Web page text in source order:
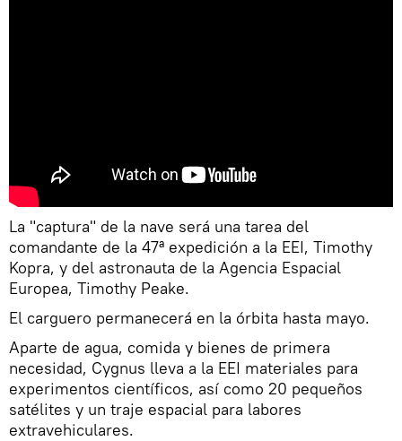
La "captura" de la nave será una tarea del
comandante de la 47ª expedición a la EEI, Timothy
Kopra, y del astronauta de la Agencia Espacial
Europea, Timothy Peake.
El carguero permanecerá en la órbita hasta mayo.
Aparte de agua, comida y bienes de primera
necesidad, Cygnus lleva a la EEI materiales para
experimentos científicos, así como 20 pequeños
satélites y un traje espacial para labores
extravehiculares.